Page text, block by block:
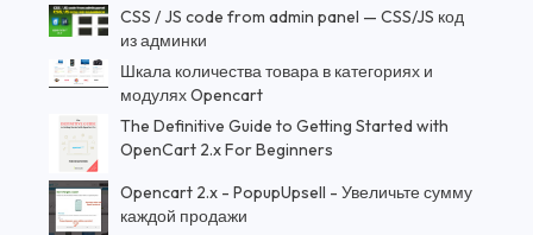
CSS / JS code from admin panel — CSS/JS код
из админки
Шкала количества товара в категориях и
модулях Opencart
The Definitive Guide to Getting Started with
OpenCart 2.x For Beginners
Opencart 2.x - PopupUpsell - Увеличьте сумму
каждой продажи